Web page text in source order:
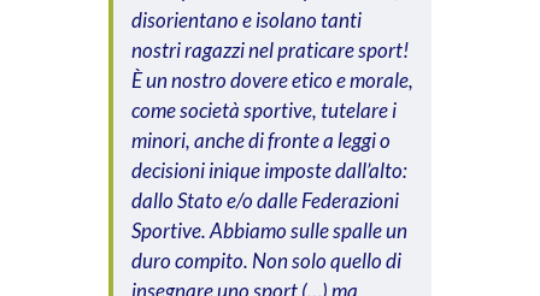
disorientano e isolano tanti
nostri ragazzi nel praticare sport!
È un nostro dovere etico e morale,
come società sportive, tutelare i
minori, anche di fronte a leggi o
decisioni inique imposte dall’alto:
dallo Stato e/o dalle Federazioni
Sportive. Abbiamo sulle spalle un
duro compito. Non solo quello di
insegnare uno sport (…) ma